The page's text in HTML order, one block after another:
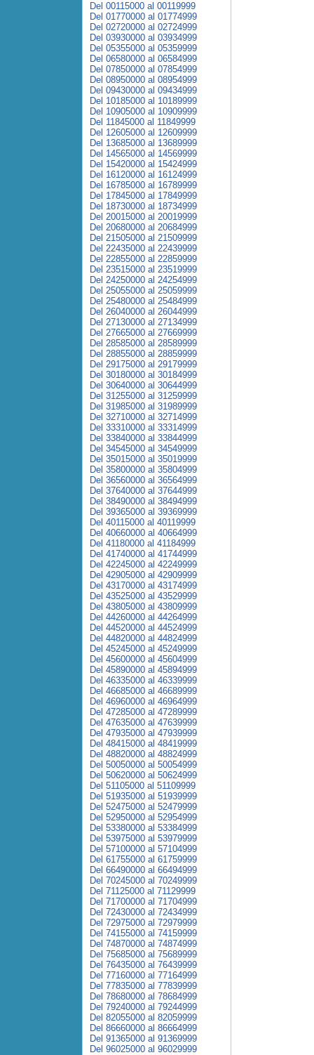
Del 00115000 al 00119999
Del 01770000 al 01774999
Del 02720000 al 02724999
Del 03930000 al 03934999
Del 05355000 al 05359999
Del 06580000 al 06584999
Del 07850000 al 07854999
Del 08950000 al 08954999
Del 09430000 al 09434999
Del 10185000 al 10189999
Del 10905000 al 10909999
Del 11845000 al 11849999
Del 12605000 al 12609999
Del 13685000 al 13689999
Del 14565000 al 14569999
Del 15420000 al 15424999
Del 16120000 al 16124999
Del 16785000 al 16789999
Del 17845000 al 17849999
Del 18730000 al 18734999
Del 20015000 al 20019999
Del 20680000 al 20684999
Del 21505000 al 21509999
Del 22435000 al 22439999
Del 22855000 al 22859999
Del 23515000 al 23519999
Del 24250000 al 24254999
Del 25055000 al 25059999
Del 25480000 al 25484999
Del 26040000 al 26044999
Del 27130000 al 27134999
Del 27665000 al 27669999
Del 28585000 al 28589999
Del 28855000 al 28859999
Del 29175000 al 29179999
Del 30180000 al 30184999
Del 30640000 al 30644999
Del 31255000 al 31259999
Del 31985000 al 31989999
Del 32710000 al 32714999
Del 33310000 al 33314999
Del 33840000 al 33844999
Del 34545000 al 34549999
Del 35015000 al 35019999
Del 35800000 al 35804999
Del 36560000 al 36564999
Del 37640000 al 37644999
Del 38490000 al 38494999
Del 39365000 al 39369999
Del 40115000 al 40119999
Del 40660000 al 40664999
Del 41180000 al 41184999
Del 41740000 al 41744999
Del 42245000 al 42249999
Del 42905000 al 42909999
Del 43170000 al 43174999
Del 43525000 al 43529999
Del 43805000 al 43809999
Del 44260000 al 44264999
Del 44520000 al 44524999
Del 44820000 al 44824999
Del 45245000 al 45249999
Del 45600000 al 45604999
Del 45890000 al 45894999
Del 46335000 al 46339999
Del 46685000 al 46689999
Del 46960000 al 46964999
Del 47285000 al 47289999
Del 47635000 al 47639999
Del 47935000 al 47939999
Del 48415000 al 48419999
Del 48820000 al 48824999
Del 50050000 al 50054999
Del 50620000 al 50624999
Del 51105000 al 51109999
Del 51935000 al 51939999
Del 52475000 al 52479999
Del 52950000 al 52954999
Del 53380000 al 53384999
Del 53975000 al 53979999
Del 57100000 al 57104999
Del 61755000 al 61759999
Del 66490000 al 66494999
Del 70245000 al 70249999
Del 71125000 al 71129999
Del 71700000 al 71704999
Del 72430000 al 72434999
Del 72975000 al 72979999
Del 74155000 al 74159999
Del 74870000 al 74874999
Del 75685000 al 75689999
Del 76435000 al 76439999
Del 77160000 al 77164999
Del 77835000 al 77839999
Del 78680000 al 78684999
Del 79240000 al 79244999
Del 82055000 al 82059999
Del 86660000 al 86664999
Del 91365000 al 91369999
Del 96025000 al 96029999